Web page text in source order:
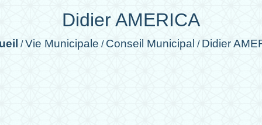
Didier AMERICA
/Vie Municipale / Conseil Municipal / Didier